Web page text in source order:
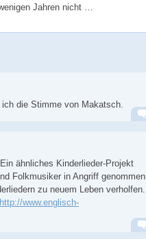
Jahren nicht …
die Stimme von Makatsch.
ähnliches Kinderlieder-Projekt
Folkmusiker in Angriff genommen
zu neuem Leben verholfen.
http://www.englisch-